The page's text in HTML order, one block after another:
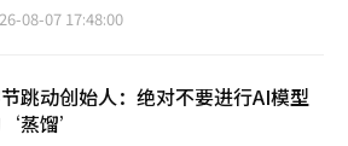
08-07 17:48:00
跳动创始人：绝对不要进行AI模型
蒸馏’